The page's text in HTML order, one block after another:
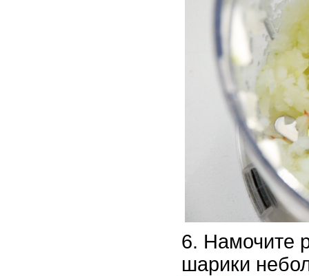
Намочите
шарики